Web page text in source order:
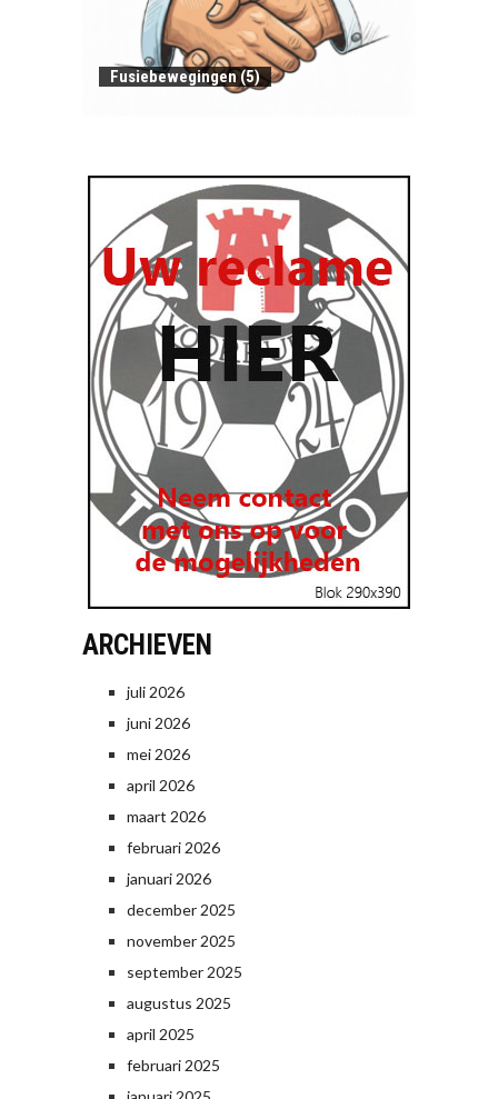
Fusiebewegingen (5)
ARCHIEVEN
juli 2026
juni 2026
mei 2026
april 2026
maart 2026
februari 2026
januari 2026
december 2025
november 2025
september 2025
augustus 2025
april 2025
februari 2025